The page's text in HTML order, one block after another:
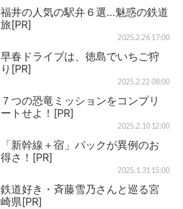
福井の人気の駅弁６選…魅惑の鉄道
旅[PR]
2025.2.26 17:00
早春ドライブは、徳島でいちご狩
り[PR]
2025.2.22 08:00
７つの恐竜ミッションをコンプリ
ートせよ！[PR]
2025.2.10 12:00
「新幹線＋宿」パックが異例のお
得さ！[PR]
2025.1.31 15:00
鉄道好き・斉藤雪乃さんと巡る宮
崎県[PR]